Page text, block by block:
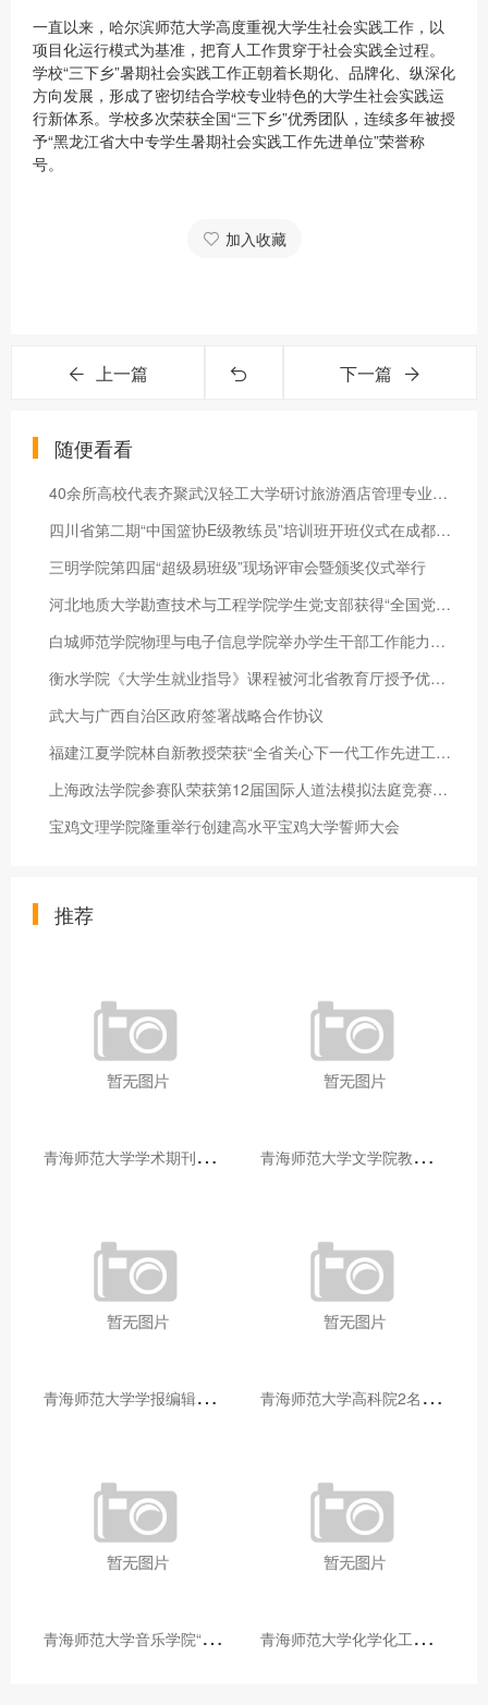
一直以来，哈尔滨师范大学高度重视大学生社会实践工作，以
项目化运行模式为基准，把育人工作贯穿于社会实践全过程。
学校“三下乡”暑期社会实践工作正朝着长期化、品牌化、纵深化
方向发展，形成了密切结合学校专业特色的大学生社会实践运
行新体系。学校多次荣获全国“三下乡”优秀团队，连续多年被授
予“黑龙江省大中专学生暑期社会实践工作先进单位”荣誉称
号。
加入收藏
上一篇 下一篇
随便看看
40余所高校代表齐聚武汉轻工大学研讨旅游酒店管理专业教育教学
四川省第二期“中国篮协E级教练员”培训班开班仪式在成都体育学
三明学院第四届“超级易班级”现场评审会暨颁奖仪式举行
河北地质大学勘查技术与工程学院学生党支部获得“全国党建工作样
白城师范学院物理与电子信息学院举办学生干部工作能力提升培训班
衡水学院《大学生就业指导》课程被河北省教育厅授予优质课程
武大与广西自治区政府签署战略合作协议
福建江夏学院林自新教授荣获“全省关心下一代工作先进工作者”称
上海政法学院参赛队荣获第12届国际人道法模拟法庭竞赛大陆赛区二
宝鸡文理学院隆重举行创建高水平宝鸡大学誓师大会
推荐
青
海师范大学学术期刊两个专栏入选2025年青海省期刊重点专栏 青
海师范大学文学院教师赴山东省相关高校和学术机构交流学习
青
海师范大学学报编辑部赴大通县城关镇上毛佰胜村开展帮扶慰问活动 青
海师范大学高科院2名专家当选中国科学院院士
青
海师范大学音乐学院“青舞华章”本科舞蹈专业中期汇报圆满落幕 青
海师范大学化学化工学院开展铸牢中华民族共同体意识大讲堂活动